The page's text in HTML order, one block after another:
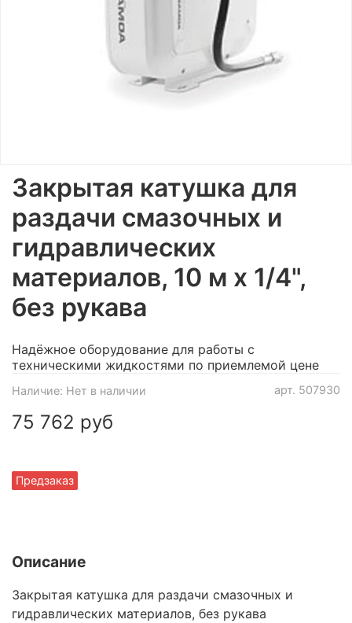
арт. 507930
Наличие: Нет в наличии
Предзаказ
Закрытая катушка для
раздачи смазочных и
гидравлических
материалов, 10 м х 1/4",
без рукава
75 762 руб
Надёжное оборудование для работы с
техническими жидкостями по приемлемой цене
Описание
Закрытая катушка для раздачи смазочных и
гидравлических материалов, без рукава